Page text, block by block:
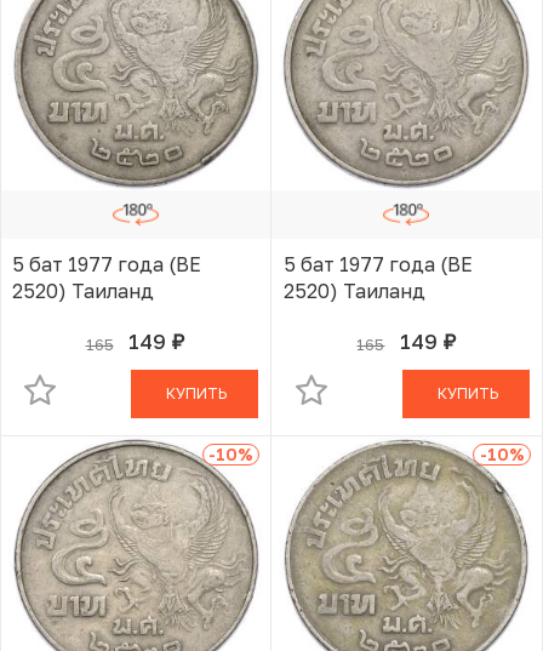
5 бат 1977 года (BE
2520) Таиланд
165 149 руб.
В КОРЗИНЕ
КУПИТЬ
5 бат 1977 года (BE
2520) Таиланд
165 149 руб.
В КОРЗИНЕ
КУПИТЬ
-10% -10%